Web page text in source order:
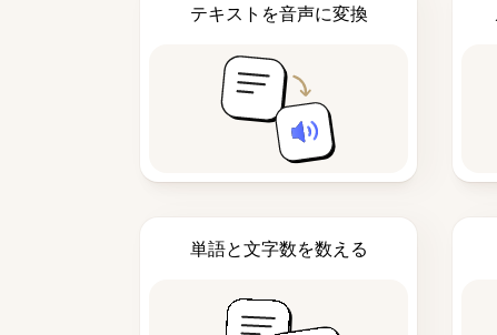
テキストを音声に変換
単語と文字数を数える